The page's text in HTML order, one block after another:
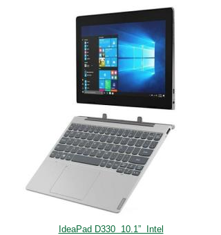
IdeaPad D330 10.1” Intel